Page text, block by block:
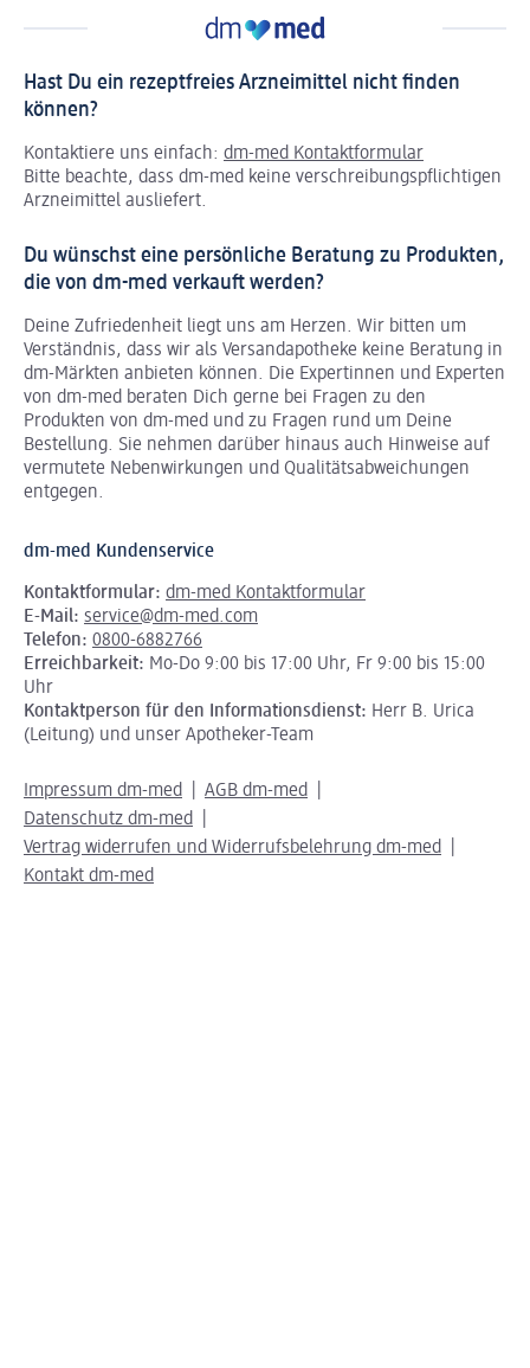
Hast Du ein rezeptfreies Arzneimittel nicht finden
können?
Kontaktiere uns einfach: dm-med Kontaktformular
Bitte beachte, dass dm-med keine verschreibungspflichtigen
Arzneimittel ausliefert.
Du wünschst eine persönliche Beratung zu Produkten,
die von dm-med verkauft werden?
Deine Zufriedenheit liegt uns am Herzen. Wir bitten um
Verständnis, dass wir als Versandapotheke keine Beratung in
dm-Märkten anbieten können. Die Expertinnen und Experten
von dm-med beraten Dich gerne bei Fragen zu den
Produkten von dm-med und zu Fragen rund um Deine
Bestellung. Sie nehmen darüber hinaus auch Hinweise auf
vermutete Nebenwirkungen und Qualitätsabweichungen
entgegen.
dm-med Kundenservice
Kontaktformular: dm-med Kontaktformular
E-Mail: service@dm-med.com
Telefon: 0800-6882766
Erreichbarkeit: Mo-Do 9:00 bis 17:00 Uhr, Fr 9:00 bis 15:00
Uhr
Kontaktperson für den Informationsdienst: Herr B. Urica
(Leitung) und unser Apotheker-Team
Impressum dm-med
AGB dm-med
Datenschutz dm-med
Vertrag widerrufen und Widerrufsbelehrung dm-med
Kontakt dm-med